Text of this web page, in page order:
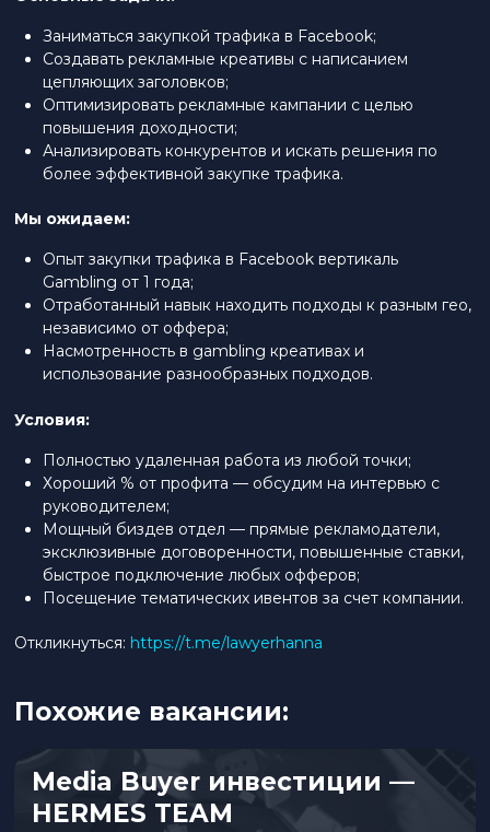
Заниматься закупкой трафика в Facebook;
Создавать рекламные креативы с написанием
цепляющих заголовков;
Оптимизировать рекламные кампании с целью
повышения доходности;
Анализировать конкурентов и искать решения по
более эффективной закупке трафика.
Мы ожидаем:
Опыт закупки трафика в Facebook вертикаль
Gambling от 1 года;
Отработанный навык находить подходы к разным гео,
независимо от оффера;
Насмотренность в gambling креативах и
использование разнообразных подходов.
Условия:
Полностью удаленная работа из любой точки;
Хороший % от профита — обсудим на интервью с
руководителем;
Мощный биздев отдел — прямые рекламодатели,
эксклюзивные договоренности, повышенные ставки,
быстрое подключение любых офферов;
Посещение тематических ивентов за счет компании.
Откликнуться: https://t.me/lawyerhanna
Похожие вакансии:
Media Buyer инвестиции —
HERMES TEAM